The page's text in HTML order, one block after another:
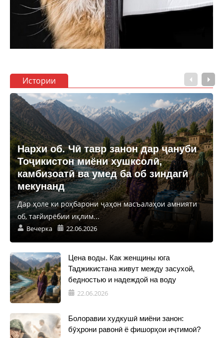
Истории
Нархи об. Чӣ тавр занон дар ҷануби
Тоҷикистон миёни хушксолӣ,
камбизоатӣ ва умед ба об зиндагӣ
мекунанд
Дар ҳоле ки роҳбарони ҷаҳон масъалаҳои амнияти
об, тағйирёбии иқлим...
Вечерка 22.06.2026
Цена воды. Как женщины юга
Таджикистана живут между засухой,
бедностью и надеждой на воду
22.06.2026
Болоравии худкушӣ миёни занон:
бӯҳрони равонӣ ё фишорҳои иҷтимоӣ?